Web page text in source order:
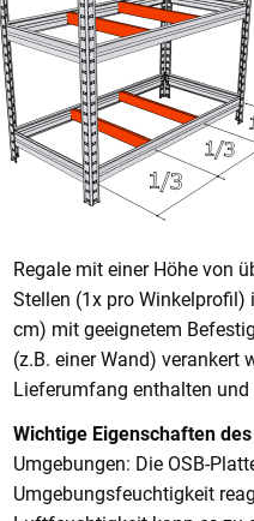
Regale mit einer Höhe von
Stellen (1x pro Winkelprofil)
cm) mit geeignetem
(z.B. einer Wand) verankert
Lieferumfang enthalten
Wichtige Eigenschaften
Umgebungen: Die OSB-
Umgebungsfeuchtigkeit